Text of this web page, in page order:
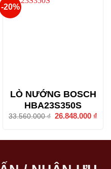
₫.
-20%
LÒ NƯỚNG BOSCH
HBA23S350S
33.560.000₫ Giá
26.848.000 ₫